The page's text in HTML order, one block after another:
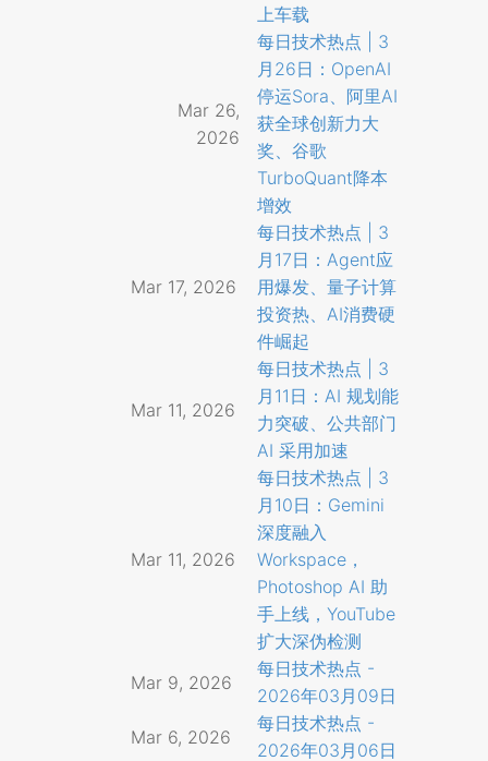
上车载
Mar 26,
2026
每日技术热点 | 3
月26日：OpenAI
停运Sora、阿里AI
获全球创新力大
奖、谷歌
TurboQuant降本
增效
Mar 17, 2026
每日技术热点 | 3
月17日：Agent应
用爆发、量子计算
投资热、AI消费硬
件崛起
Mar 11, 2026
每日技术热点 | 3
月11日：AI 规划能
力突破、公共部门
AI 采用加速
Mar 11, 2026
每日技术热点 | 3
月10日：Gemini
深度融入
Workspace，
Photoshop AI 助
手上线，YouTube
扩大深伪检测
Mar 9, 2026
每日技术热点 -
2026年03月09日
Mar 6, 2026
每日技术热点 -
2026年03月06日